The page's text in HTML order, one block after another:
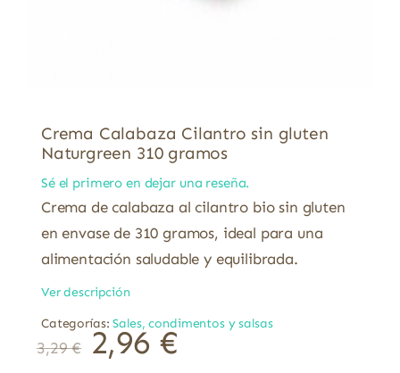
Crema Calabaza Cilantro sin gluten
Naturgreen 310 gramos
Sé el primero en dejar una reseña.
Crema de calabaza al cilantro bio sin gluten
en envase de 310 gramos, ideal para una
alimentación saludable y equilibrada.
Ver descripción
Categorías:Sales, condimentos y salsas
3,29€ 2,96 €